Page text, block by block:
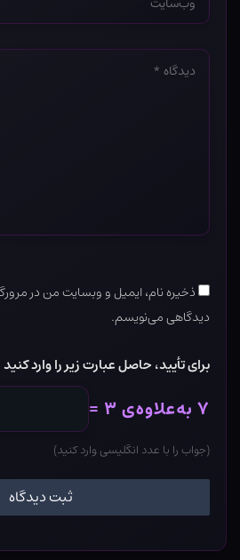
*
دیدگاه
ذخیره نام، ایمیل و وبسایت من در
دیدگاهی می‌نویسم.
برای تأیید، حاصل عبارت زیر را وارد کنید
۷ به‌علاوه‌ی ۳ =
(جواب را با عدد انگلیسی وارد کنید)